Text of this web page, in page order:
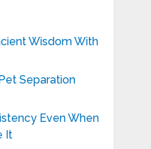
Wisdom With
Separation
Even When
It